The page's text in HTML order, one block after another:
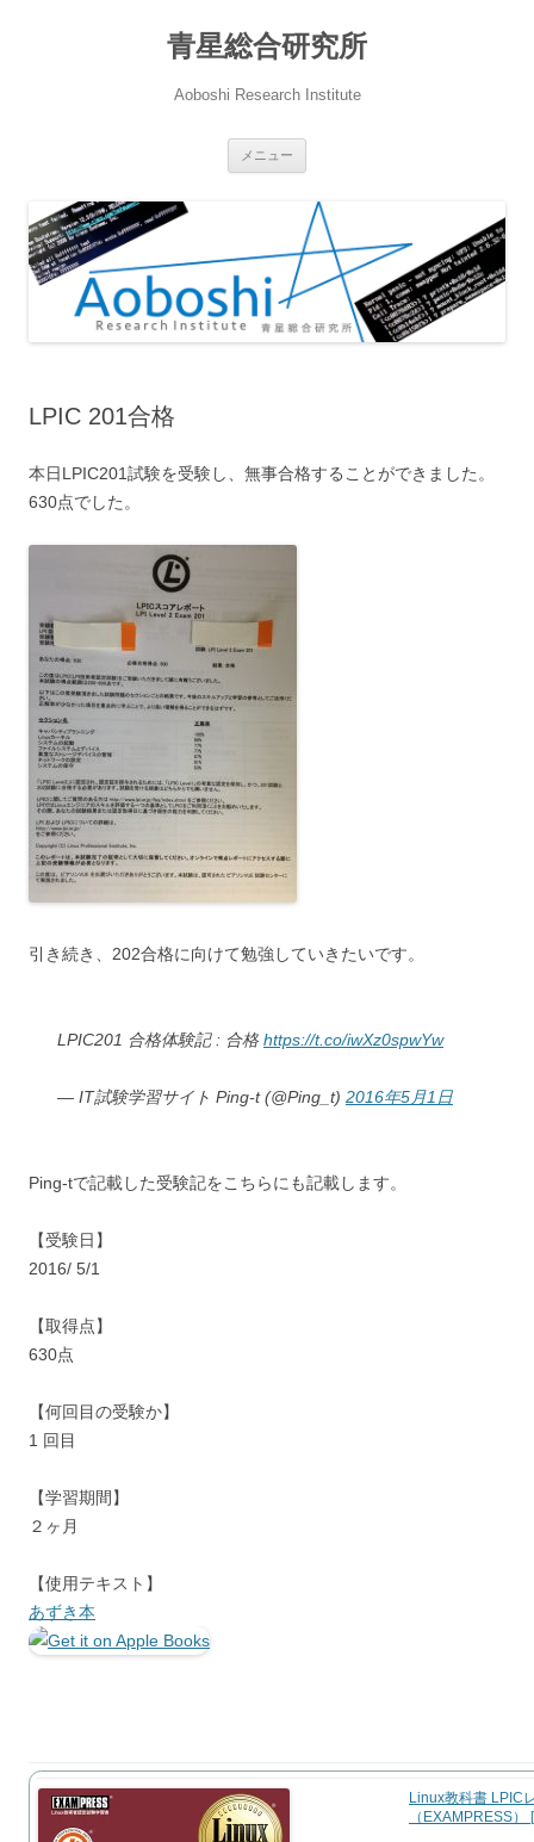
青星総合研究所
Aoboshi Research Institute
メニュー
ツ
へ
ス
ッ
プ
LPIC 201合格
本日LPIC201試験を受験し、無事合格することができました。
630点でした。
引き続き、202合格に向けて勉強していきたいです。
LPIC201 合格体験記 : 合格 https://t.co/iwXz0spwYw
— IT試験学習サイト Ping-t (@Ping_t) 2016年5月1日
Ping-tで記載した受験記をこちらにも記載します。
【受験日】
2016/ 5/1
【取得点】
630点
【何回目の受験か】
1 回目
【学習期間】
２ヶ月
【使用テキスト】
あずき本
Linux教科書 LPIC
（EXAMPRESS）